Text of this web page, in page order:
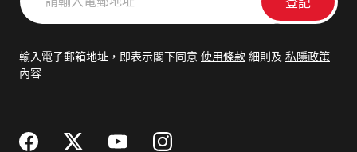
輸
郵
輸入電子郵箱地址，即表示閣下同意 使用條款 細則及 私隱政策
內容